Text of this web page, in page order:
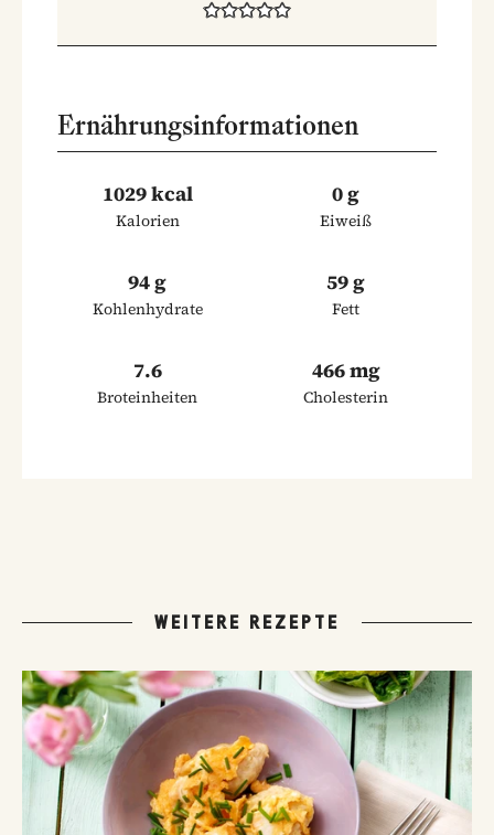
Ernährungsinformationen
1029 kcal
Kalorien
0 g
Eiweiß
94 g
Kohlenhydrate
59 g
Fett
7.6
Broteinheiten
466 mg
Cholesterin
WEITERE REZEPTE